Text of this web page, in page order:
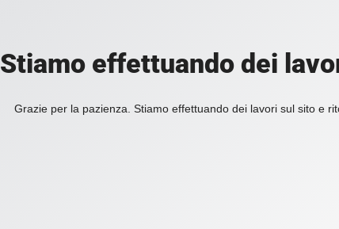
Stiamo effettuando dei
Grazie per la pazienza. Stiamo effettuando dei lavori sul sito e